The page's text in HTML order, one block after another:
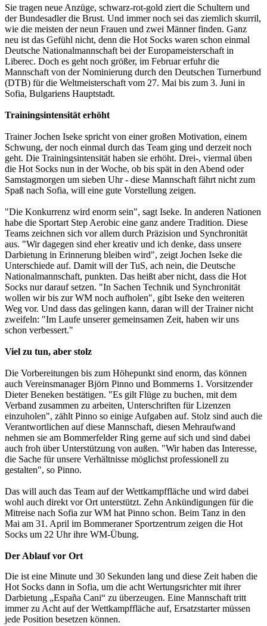
Sie tragen neue Anzüge, schwarz-rot-gold ziert die Schultern und
der Bundesadler die Brust. Und immer noch sei das ziemlich skurril,
wie die meisten der neun Frauen und zwei Männer finden. Ganz
neu ist das Gefühl nicht, denn die Hot Socks waren schon einmal
Deutsche Nationalmannschaft bei der Europameisterschaft in
Liberec. Doch es geht noch größer, im Februar erfuhr die
Mannschaft von der Nominierung durch den Deutschen Turnerbund
(DTB) für die Weltmeisterschaft vom 27. Mai bis zum 3. Juni in
Sofia, Bulgariens Hauptstadt.
Trainingsintensität erhöht
Trainer Jochen Iseke spricht von einer großen Motivation, einem
Schwung, der noch einmal durch das Team ging und derzeit noch
geht. Die Trainingsintensität haben sie erhöht. Drei-, viermal üben
die Hot Socks nun in der Woche, ob bis spät in den Abend oder
Samstagmorgen um sieben Uhr - diese Mannschaft fährt nicht zum
Spaß nach Sofia, will eine gute Vorstellung zeigen.
"Die Konkurrenz wird enorm sein", sagt Iseke. In anderen Nationen
habe die Sportart Step Aerobic eine ganz andere Tradition. Diese
Teams zeichnen sich vor allem durch Präzision und Synchronität
aus. "Wir dagegen sind eher kreativ und ich denke, dass unsere
Darbietung in Erinnerung bleiben wird", zeigt Jochen Iseke die
Unterschiede auf. Damit will der TuS, ach nein, die Deutsche
Nationalmannschaft, punkten. Das heißt aber nicht, dass die Hot
Socks nur darauf setzen. "In Sachen Technik und Synchronität
wollen wir bis zur WM noch aufholen", gibt Iseke den weiteren
Weg vor. Und dass das gelingen kann, daran will der Trainer nicht
zweifeln: "Im Laufe unserer gemeinsamen Zeit, haben wir uns
schon verbessert."
Viel zu tun, aber stolz
Die Vorbereitungen bis zum Höhepunkt sind enorm, das können
auch Vereinsmanager Björn Pinno und Bommerns 1. Vorsitzender
Dieter Beneken bestätigen. "Es gilt Flüge zu buchen, mit dem
Verband zusammen zu arbeiten, Unterschriften für Lizenzen
einzuholen", zählt Pinno so einige Aufgaben auf. Stolz sind auch die
Verantwortlichen auf diese Mannschaft, diesen Mehraufwand
nehmen sie am Bommerfelder Ring gerne auf sich und sind dabei
auch froh über Unterstützung von außen. "Wir haben das Interesse,
die Sache für unsere Verhältnisse möglichst professionell zu
gestalten", so Pinno.
Das will auch das Team auf der Wettkampffläche und wird dabei
wohl auch direkt vor Ort unterstützt. Zehn Ankündigungen für die
Mitreise nach Sofia zur WM hat Pinno schon. Beim Tanz in den
Mai am 31. April im Bommeraner Sportzentrum zeigen die Hot
Socks um 22 Uhr ihre WM-Übung.
Der Ablauf vor Ort
Die ist eine Minute und 30 Sekunden lang und diese Zeit haben die
Hot Socks dann in Sofia, um die acht Wertungsrichter mit ihrer
Darbietung „España Cani“ zu überzeugen. Eine Mannschaft tritt
immer zu Acht auf der Wettkampffläche auf, Ersatzstarter müssen
jede Position besetzen können.